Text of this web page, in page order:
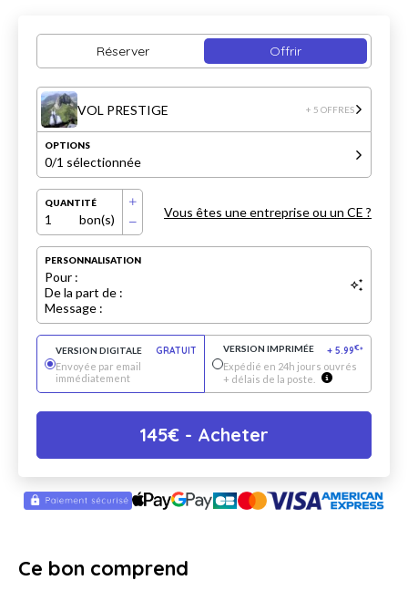
Réserver Offrir
VOL PRESTIGE + 5 OFFRES
OPTIONS
0/1 sélectionnée
QUANTITÉ
1 bon(s) Vous êtes une entreprise ou un CE ?
PERSONNALISATION
Pour :
De la part de :
Message :
VERSION DIGITALE
GRATUIT
Envoyée par email
immédiatement
VERSION IMPRIMÉE + 5.99€*
Expédié en 24h jours ouvrés
+ délais de la poste.
145€ - Acheter
Ce bon comprend